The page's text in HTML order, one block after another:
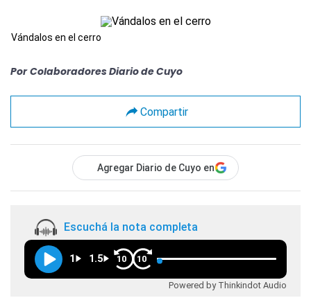
Vándalos en el cerro
Por Colaboradores Diario de Cuyo
Compartir
Agregar Diario de Cuyo en
Escuchá la nota completa
1 1.5 10 10
Powered by Thinkindot Audio